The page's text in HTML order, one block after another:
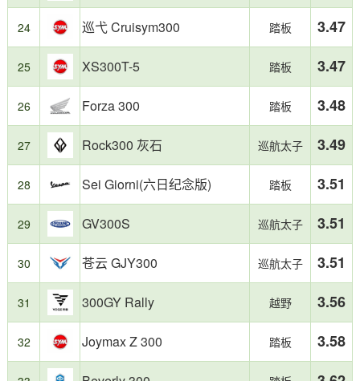
24 巡弋 Cruisym300 踏板 3.47
25 XS300T-5 踏板 3.47
26 Forza 300 踏板 3.48
27 Rock300 灰石 巡航太子 3.49
28 Sei Giorni(六日纪念版) 踏板 3.51
29 GV300S 巡航太子 3.51
30 苍云 GJY300 巡航太子 3.51
31 300GY Rally 越野 3.56
32 Joymax Z 300 踏板 3.58